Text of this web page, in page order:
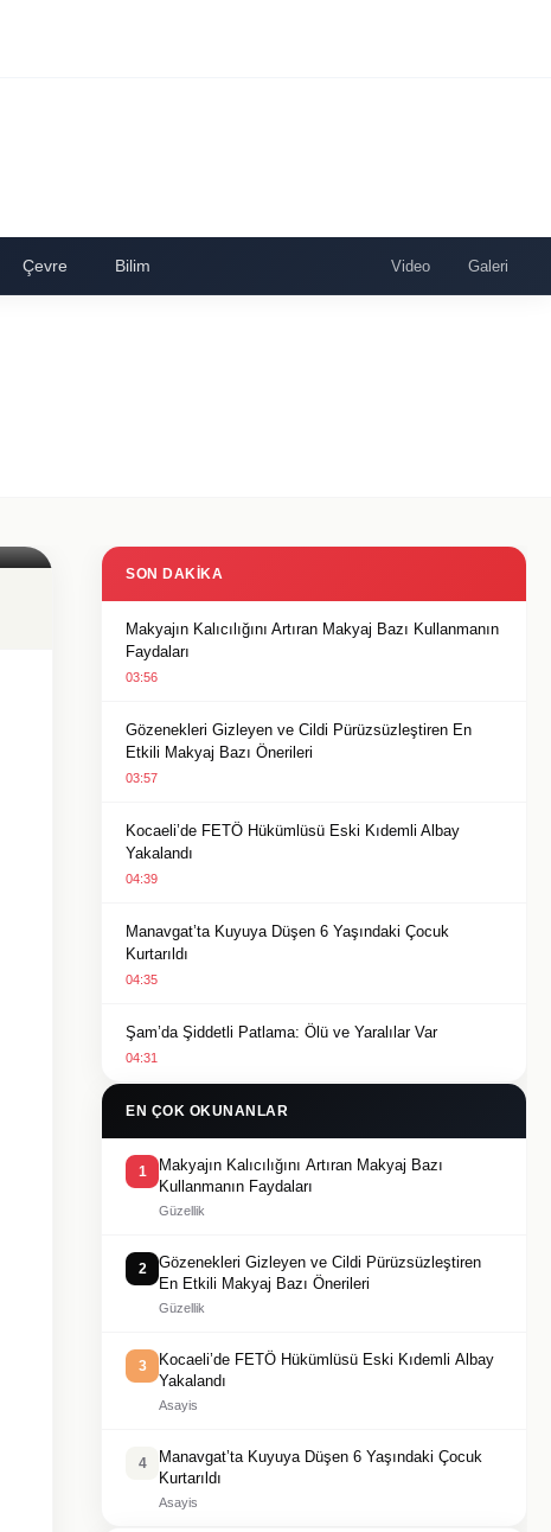
Çevre Bilim Video Galeri
SON DAKIKA
Makyajın Kalıcılığını Artıran Makyaj Bazı Kullanmanın
Faydaları
03:56
Gözenekleri Gizleyen ve Cildi Pürüzsüzleştiren En
Etkili Makyaj Bazı Önerileri
03:57
Kocaeli’de FETÖ Hükümlüsü Eski Kıdemli Albay
Yakalandı
04:39
Manavgat’ta Kuyuya Düşen 6 Yaşındaki Çocuk
Kurtarıldı
04:35
Şam’da Şiddetli Patlama: Ölü ve Yaralılar Var
04:31
EN ÇOK OKUNANLAR
1
Makyajın Kalıcılığını Artıran Makyaj Bazı
Kullanmanın Faydaları
Güzellik
2
Gözenekleri Gizleyen ve Cildi Pürüzsüzleştiren
En Etkili Makyaj Bazı Önerileri
Güzellik
3
Kocaeli’de FETÖ Hükümlüsü Eski Kıdemli Albay
Yakalandı
Asayis
4
Manavgat’ta Kuyuya Düşen 6 Yaşındaki Çocuk
Kurtarıldı
Asayis